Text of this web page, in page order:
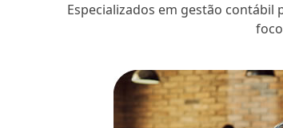
Especializados em gestão